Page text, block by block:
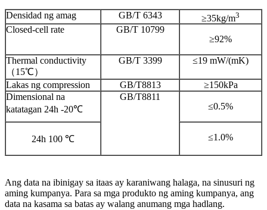
Densidad ng amag GB/T 6343 ≥35kg/m3
Closed-cell rate
GB/T 10799
≥92%
Thermal conductivity
（15℃）
GB/T 3399 ≤19 mW/(mK)
Lakas ng compression GB/T8813
≥150kPa
Dimensional na
katatagan 24h -20℃
GB/T8811
≤0.5%
24h 100 ℃ ≤1.0%
Ang data na ibinigay sa itaas ay karaniwang halaga, na sinusuri ng
aming kumpanya. Para sa mga produkto ng aming kumpanya, ang
data na kasama sa batas ay walang anumang mga hadlang.